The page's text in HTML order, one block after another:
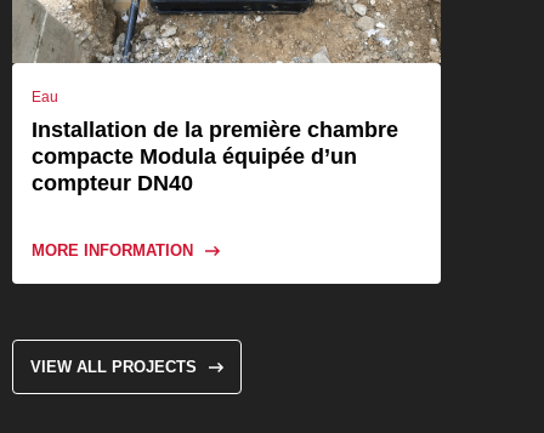
Eau
Installation de la première chambre
compacte Modula équipée d’un
compteur DN40
MORE INFORMATION
VIEW ALL PROJECTS